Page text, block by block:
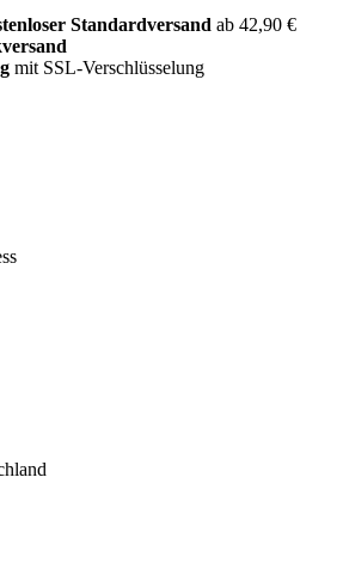
Standardversand ab 42,90 €
mit SSL-Verschlüsselung